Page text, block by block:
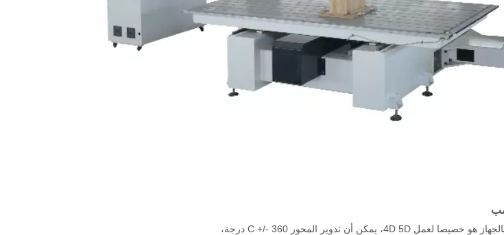
الجهاز هو خصيصا لعمل 4D 5D، يمكن أن تدوير المحور C +/- 360 درجة،